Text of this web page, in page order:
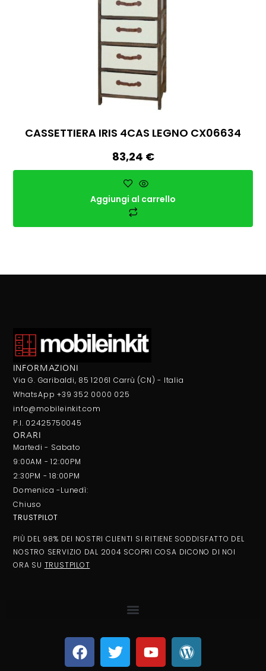
CASSETTIERA IRIS 4CAS LEGNO CX06634
83,24 €
Aggiungi al carrello
INFORMAZIONI
Via G. Garibaldi, 85 12061 Carrù (CN) - Italia
WhatsApp +39 352 0000 025
info@mobileinkit.com
P.I. 02425750045
ORARI
Martedi - Sabato
9:00AM - 12:00PM
2:30PM - 18:00PM
Domenica -Lunedì:
Chiuso
TRUSTPILOT
PIÙ DEL 98% DEI NOSTRI CLIENTI SI RITIENE SODDISFATTO DEL
NOSTRO SERVIZIO DAL 2004 SCOPRI COSA DICONO DI NOI
ORA SU TRUSTPILOT